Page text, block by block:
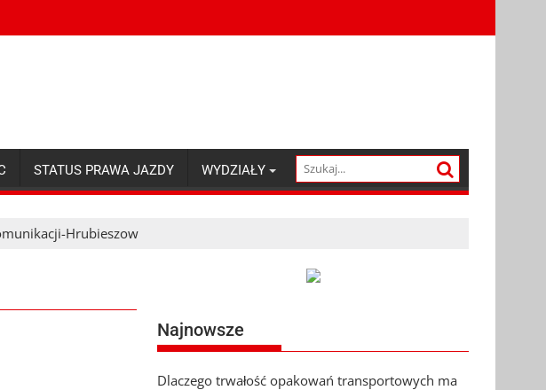
STATUS PRAWA JAZDY WYDZIAŁY
Hrubieszow
Najnowsze
Dlaczego trwałość opakowań transportowych ma